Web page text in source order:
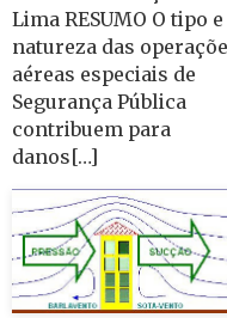
Lima RESUMO O tipo e
natureza das
aéreas especiais de
Segurança Pública
contribuem para
danos[…]